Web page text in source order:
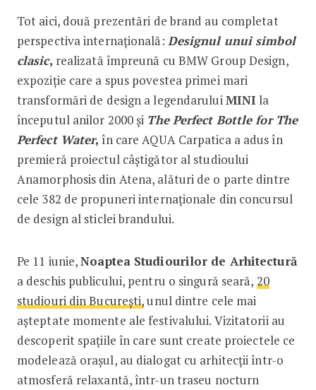
Tot aici, două prezentări de brand au completat
perspectiva internațională: Designul unui simbol
clasic, realizată împreună cu BMW Group Design,
expoziție care a spus povestea primei mari
transformări de design a legendaruluiMINI la
începutul anilor 2000 și The Perfect Bottle for The
Perfect Water, în care AQUA Carpatica a adus în
premieră proiectul câștigător al studioului
Anamorphosis din Atena, alături de o parte dintre
cele 382 de propuneri internaționale din concursul
de design al sticlei brandului.
Pe 11 iunie,Noaptea Studiourilor de Arhitectură
a deschis publicului, pentru o singură seară, 20
studiouridinBucurești,unul dintre cele mai
așteptate momente ale festivalului. Vizitatorii au
descoperit spațiile în care sunt create proiectele ce
modelează orașul, au dialogat cu arhitecții într-o
atmosferă relaxantă, într-un traseu nocturn